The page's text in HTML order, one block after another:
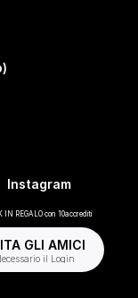
Instagram
IN REGALO con 10accrediti
GLI AMICI
il Login